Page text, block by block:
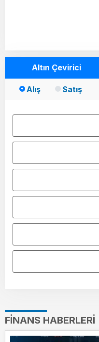
Altın Çevirici
Alış Satış
FINANS HABERLERI